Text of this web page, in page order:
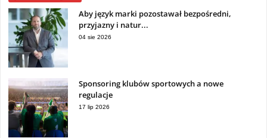
Aby język marki pozostawał bezpośredni,
przyjazny i natur...
04 sie 2026
Sponsoring klubów sportowych a nowe
regulacje
17 lip 2026